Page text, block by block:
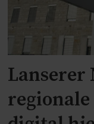
Lanserer